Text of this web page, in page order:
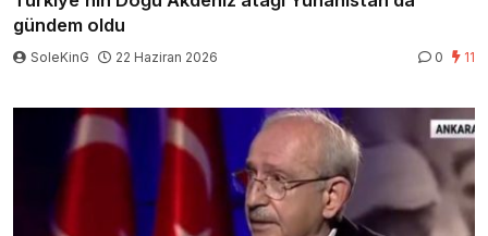
gündem oldu
SoleKinG 22 Haziran 2026 0 11